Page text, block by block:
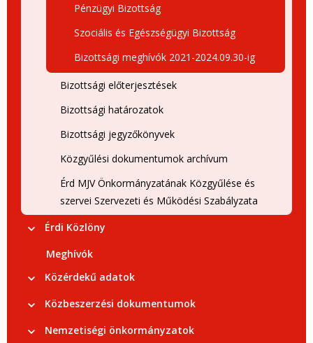
Pénzügyi Bizottság
Szociális és Egészségügyi Bizottság
Bizottsági meghívók 2021-2024.09.30-ig
Bizottsági előterjesztések
Bizottsági határozatok
Bizottsági jegyzőkönyvek
Közgyűlési dokumentumok archívum
Érd MJV Önkormányzatának Közgyűlése és
szervei Szervezeti és Működési Szabályzata
Érdi Közlöny
Meghívók
Közérdekű adatok
Közbeszerzési dokumentumok
Nemzetiségi önkormányzatok